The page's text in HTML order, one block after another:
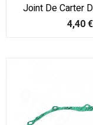
Joint De Carter
Prix
4,40 €